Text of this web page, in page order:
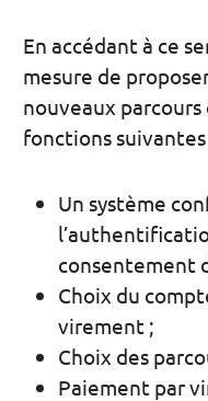
En accédant à ce
mesure de
nouveaux
fonctions suivantes
Un système
consentement
Choix du
virement ;
Choix des
Paiement par